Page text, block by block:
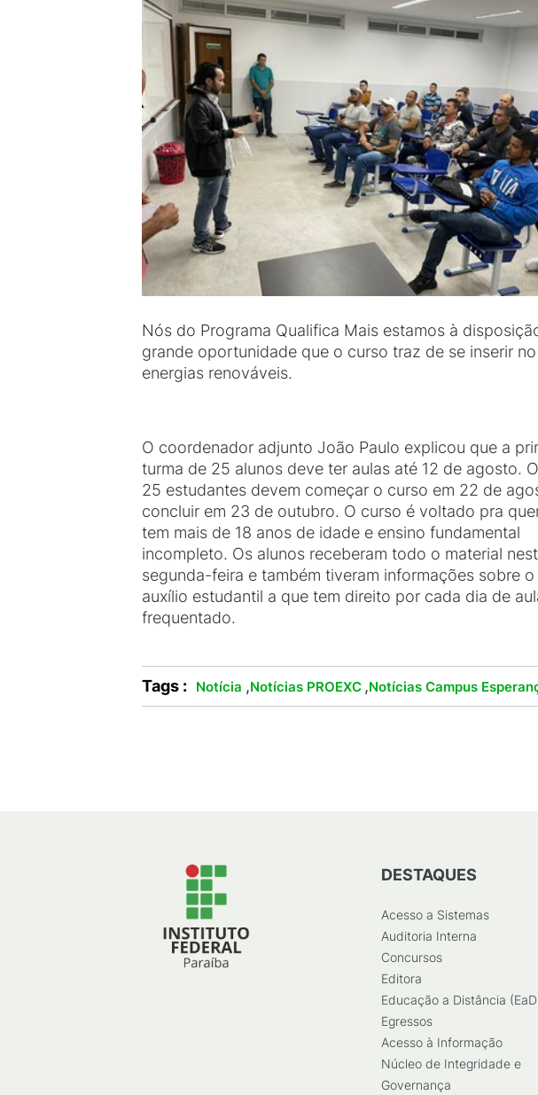
Nós do Programa Qualifica Mais estamos à
grande oportunidade que o curso traz de se inserir
energias renováveis.
O coordenador adjunto João Paulo explicou que a
turma de 25 alunos deve ter aulas até 12 de agosto.
25 estudantes devem começar o curso em 22 de
concluir em 23 de outubro. O curso é voltado pra
tem mais de 18 anos de idade e ensino fundamental
incompleto. Os alunos receberam todo o material
segunda-feira e também tiveram informações sobre o
auxílio estudantil a que tem direito por cada dia de
frequentado.
Tags : Notícia ,Notícias PROEXC ,Notícias Campus
DESTAQUES
Acesso a Sistemas
Auditoria Interna
Concursos
Editora
Educação a Distância
Egressos
Acesso à Informação
Núcleo de Integridade e
Governança